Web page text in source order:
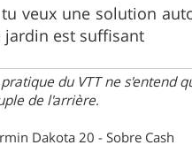
veux une solution
jardin est suffisant
pratique du VTT ne s'entend
de l'arrière.
Dakota 20 - Sobre Cash